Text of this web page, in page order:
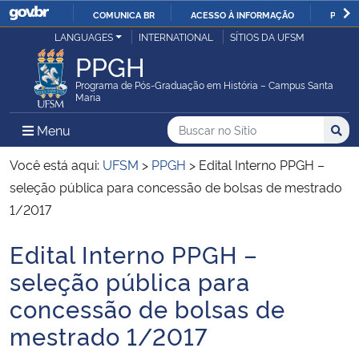
IR
O
COMUNICA BR ACESSO À INFORMAÇÃO
Ministério da Justiça e Segurança Pública
Ministério da Defesa
Ministério das Relações Exteriores
Ministério da Economia
Ministério da Infraestrutura
Ministério da Agricultura, Pecuária e Abastecimento
Ministério da Educação
LANGUAGES INTERNATIONAL SÍTIOS DA UFSM
PPGH
Programa de Pós-Graduação em História – Campus Santa
Maria
Menu Menu Principal do Sítio
Busca
Buscar no no Sítio
Busca:
Você está aqui: UFSM > PPGH > Edital Interno PPGH –
seleção pública para concessão de bolsas de mestrado
1/2017
Início do conteúdo
Edital Interno PPGH –
seleção pública para
concessão de bolsas de
mestrado 1/2017